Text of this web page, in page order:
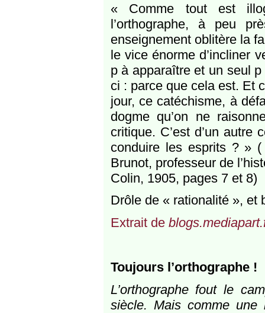
« Comme tout est
l’orthographe, à peu
enseignement oblitère la
le vice énorme d’incliner
p à apparaître et un seul
ci : parce que cela est. Et
jour, ce catéchisme, à
dogme qu’on ne
critique. C’est d’un autre
conduire les esprits ? » (
Brunot, professeur de
Colin, 1905, pages 7 et 8)
Drôle de « rationalité », et
Extrait de
Toujours l’orthographe !
L’orthographe fout le
siècle. Mais comme